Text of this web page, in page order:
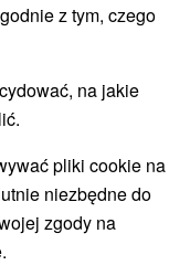
z tym, czego
na jakie
pliki cookie na
niezbędne do
zgody na